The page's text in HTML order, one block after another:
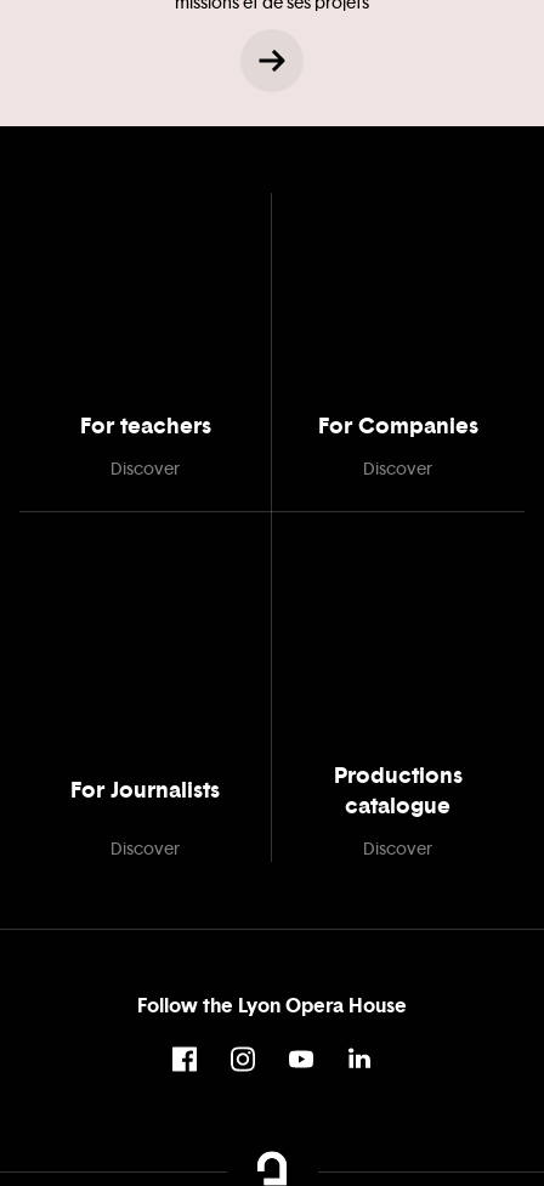
For teachers
Discover
For Companies
Discover
For Journalists
Discover
Productions
catalogue
Discover
Follow the Lyon Opera House